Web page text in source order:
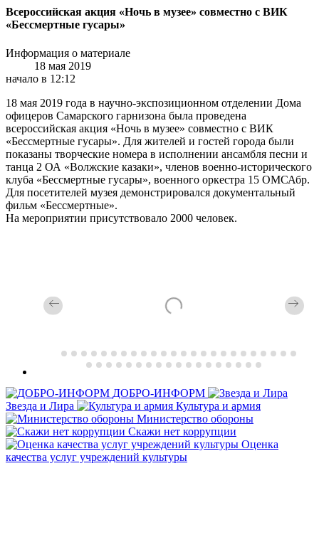
Всероссийская акция «Ночь в музее» совместно с ВИК
«Бессмертные гусары»
Информация о материале
18 мая 2019
начало в 12:12
18 мая 2019 года в научно-экспозиционном отделении Дома
офицеров Самарского гарнизона была проведена
всероссийская акция «Ночь в музее» совместно с ВИК
«Бессмертные гусары». Для жителей и гостей города были
показаны творческие номера в исполнении ансамбля песни и
танца 2 ОА «Волжские казаки», членов военно-исторического
клуба «Бессмертные гусары», военного оркестра 15 ОМСАбр.
Для посетителей музея демонстрировался документальный
фильм «Бессмертные».
На мероприятии присутствовало 2000 человек.
ДОБРО-ИНФОРМ
Звезда и Лира
Культура и армия
Министерство обороны
Скажи нет коррупции
Оценка
качества услуг учреждений культуры